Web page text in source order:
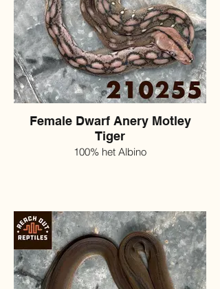
Female Dwarf Anery Motley
Tiger
100% het Albino